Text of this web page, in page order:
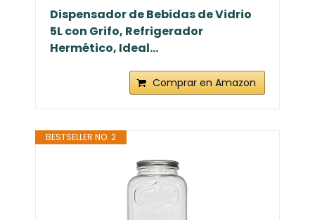
Dispensador de Bebidas de Vidrio
5L con Grifo, Refrigerador
Hermético, Ideal...
Comprar en Amazon
BESTSELLER NO. 2